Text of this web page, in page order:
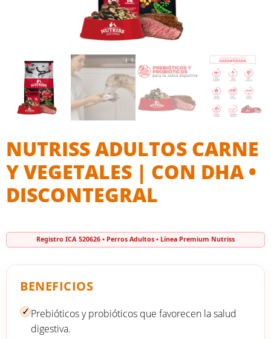
NUTRISS ADULTOS CARNE
Y VEGETALES | CON DHA •
DISCONTEGRAL
Registro ICA 520626 • Perros Adultos • Línea Premium Nutriss
BENEFICIOS
✓Prebióticos y probióticos que favorecen la salud
digestiva.